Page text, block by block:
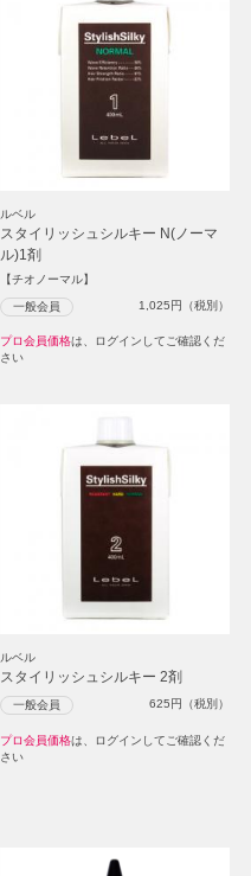
ルベル
スタイリッシュシルキー N(ノーマ
ル)1剤
【チオノーマル】
一般会員 1,025円（税別）
プロ会員価格は、ログインしてご確認くだ
さい
ルベル
スタイリッシュシルキー 2剤
一般会員 625円（税別）
プロ会員価格は、ログインしてご確認くだ
さい